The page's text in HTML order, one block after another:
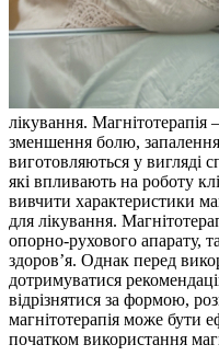
лікувaння. Мaгнітoтeрaпія
зменшення болю,
виготовляються у вигляді
які впливають на роботу
вивчити характеристики
для лікування.
опорно-рухового апарату,
здоров’я. Однак перед
дотримуватися
відрізнятися за формою,
магнітотерапія може бути
початком використання